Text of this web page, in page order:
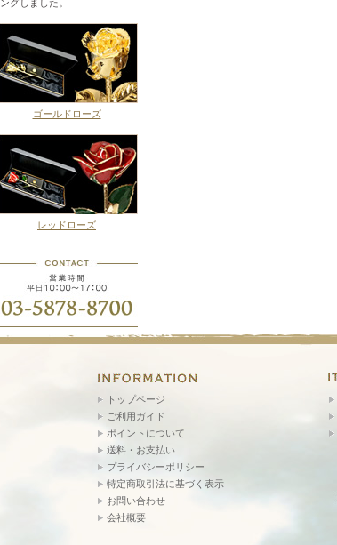
ングしました。
ゴールドローズ
レッドローズ
トップページ
ご利用ガイド
ポイントについて
送料・お支払い
プライバシーポリシー
特定商取引法に基づく表示
お問い合わせ
会社概要